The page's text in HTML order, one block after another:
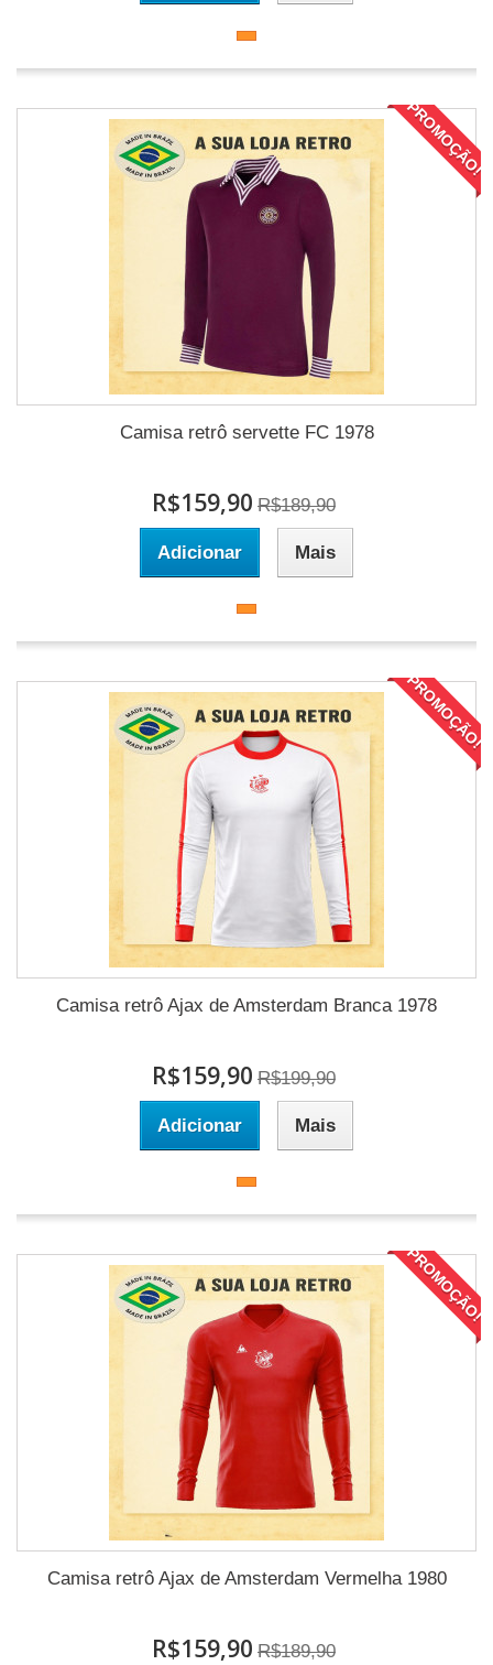
PROMOÇÃO!
Camisa retrô servette FC 1978
R$159,90 R$189,90
Adicionar Mais
PROMOÇÃO!
Camisa retrô Ajax de Amsterdam Branca 1978
R$159,90 R$199,90
Adicionar Mais
PROMOÇÃO!
Camisa retrô Ajax de Amsterdam Vermelha 1980
R$159,90 R$189,90